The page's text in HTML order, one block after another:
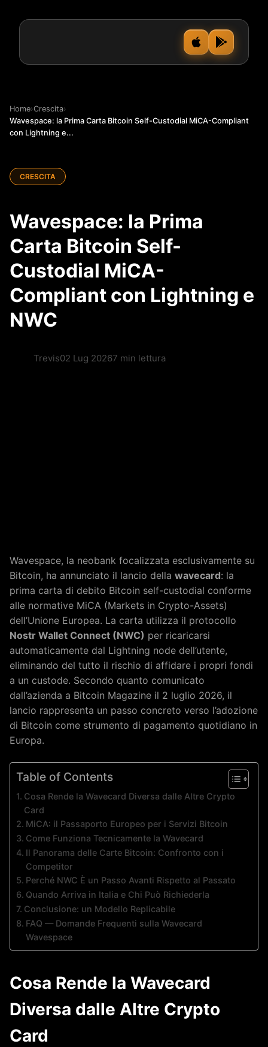
Home›Crescita›
Wavespace: la Prima Carta Bitcoin Self-Custodial MiCA-Compliant
con Lightning e...
CRESCITA
Wavespace: la Prima
Carta Bitcoin Self-
Custodial MiCA-
Compliant con Lightning e
NWC
Trevis02 Lug 20267 min lettura
Wavespace, la neobank focalizzata esclusivamente su
Bitcoin, ha annunciato il lancio della wavecard: la
prima carta di debito Bitcoin self-custodial conforme
alle normative MiCA (Markets in Crypto-Assets)
dell’Unione Europea. La carta utilizza il protocollo
Nostr Wallet Connect (NWC) per ricaricarsi
automaticamente dal Lightning node dell’utente,
eliminando del tutto il rischio di affidare i propri fondi
a un custode. Secondo quanto comunicato
dall’azienda a Bitcoin Magazine il 2 luglio 2026, il
lancio rappresenta un passo concreto verso l’adozione
di Bitcoin come strumento di pagamento quotidiano in
Europa.
Table of Contents
Cosa Rende la Wavecard Diversa dalle Altre Crypto
Card
MiCA: il Passaporto Europeo per i Servizi Bitcoin
Come Funziona Tecnicamente la Wavecard
Il Panorama delle Carte Bitcoin: Confronto con i
Competitor
Perché NWC È un Passo Avanti Rispetto al Passato
Quando Arriva in Italia e Chi Può Richiederla
Conclusione: un Modello Replicabile
FAQ — Domande Frequenti sulla Wavecard
Wavespace
Cosa Rende la Wavecard
Diversa dalle Altre Crypto
Card